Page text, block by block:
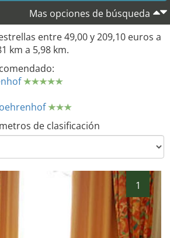
Mas opciones de búsqueda
entre 49,00 y 209,10 euros a
km a 5,98 km.
de clasificación
1